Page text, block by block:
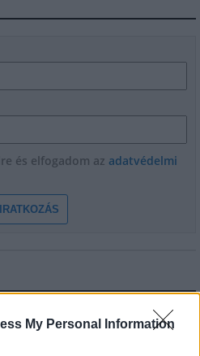
My Personal Information
és elfogadom az adatvédelmi
továbbképzésekkel segíti